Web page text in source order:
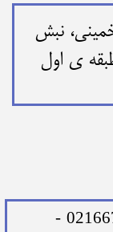
نبش
ی اول
​شماره تلفن های فروشگاه: 02166721109 -